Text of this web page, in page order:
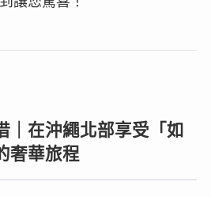
｜在沖繩北部享受「如
奢華旅程